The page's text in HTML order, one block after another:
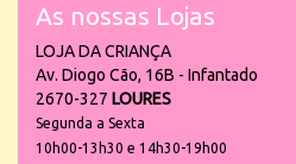
As nossas Lojas
LOJA DA CRIANÇA
Av. Diogo Cão, 16B - Infantado
2670-327 LOURES
Segunda a Sexta
10h00-13h30 e 14h30-19h00